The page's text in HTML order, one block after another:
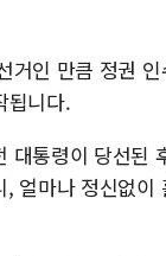
인 만큼 정권
됩니다.
통령이 당선된
얼마나 정신없이